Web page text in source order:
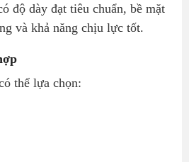
độ dày đạt tiêu chuẩn, bề mặt
và khả năng chịu lực tốt.
thể lựa chọn: